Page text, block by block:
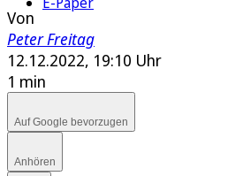
Von
Peter Freitag
12.12.2022, 19:10 Uhr
1 min
Auf Google bevorzugen
Anhören